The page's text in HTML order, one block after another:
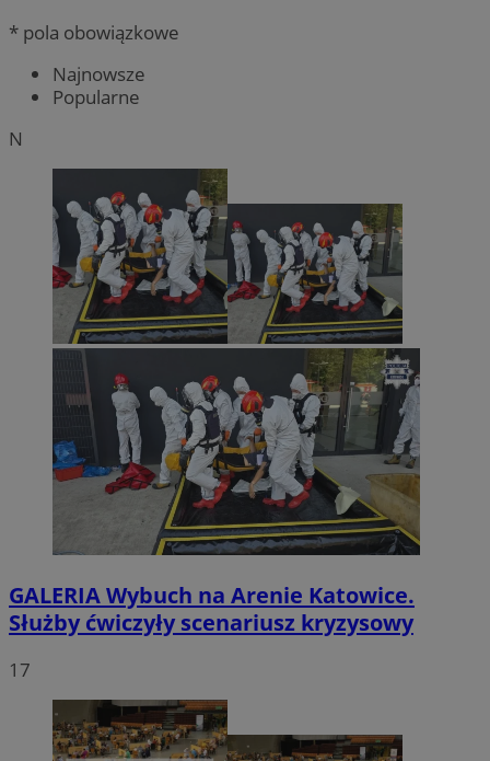
* pola obowiązkowe
Najnowsze
Popularne
N
GALERIAWybuch na Arenie Katowice.
Służby ćwiczyły scenariusz kryzysowy
17